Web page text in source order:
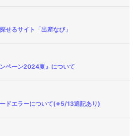
せるサイト「出産なび」
ペーン2024夏』について
ドエラーについて(※5/13追記あり)